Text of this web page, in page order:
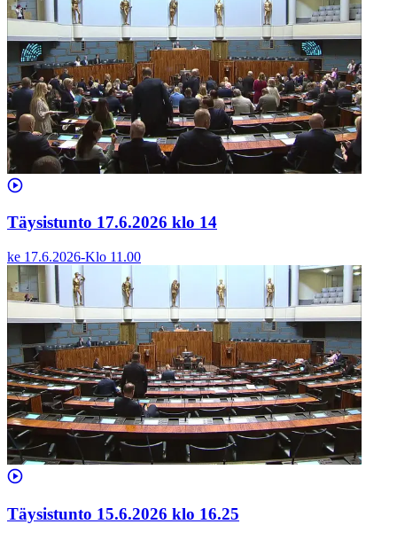
Täysistunto 17.6.2026 klo 14
ke 17.6.2026-Klo 11.00
Täysistunto 15.6.2026 klo 16.25